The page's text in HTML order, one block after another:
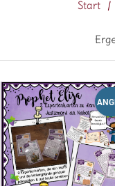
Start /